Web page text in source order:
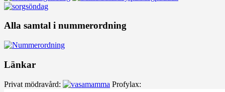
Alla samtal i nummerordning
Länkar
Privat mödravård: Profylax: